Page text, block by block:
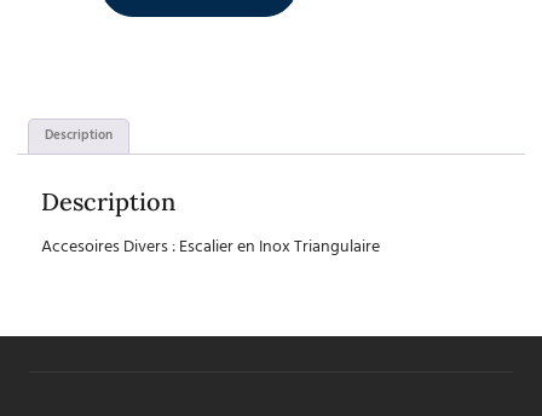
Description
Description
Accesoires Divers : Escalier en Inox Triangulaire